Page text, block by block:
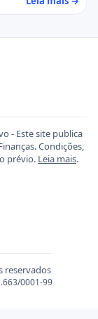
- Este site publica
Condições,
prévio. Leia mais.
reservados
0001-99